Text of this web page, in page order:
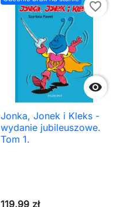

favorite_border
Jonka, Jonek i Kleks -
wydanie jubileuszowe.
Tom 1.
119,99 zł